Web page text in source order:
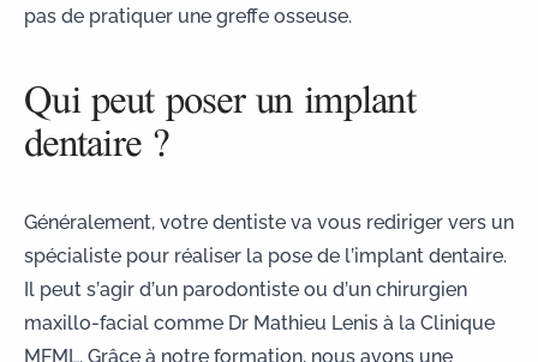
pas de pratiquer unegreffe osseuse.
Qui peut poser un implant
dentaire ?
Généralement, votre dentiste va vous rediriger vers un
spécialiste pour réaliser la pose de l’implant dentaire.
Il peut s’agir d’un parodontiste ou d’unchirurgien
maxillo-facialcomme Dr Mathieu Lenis à la Clinique
MFML. Grâce à notre formation, nous avons une